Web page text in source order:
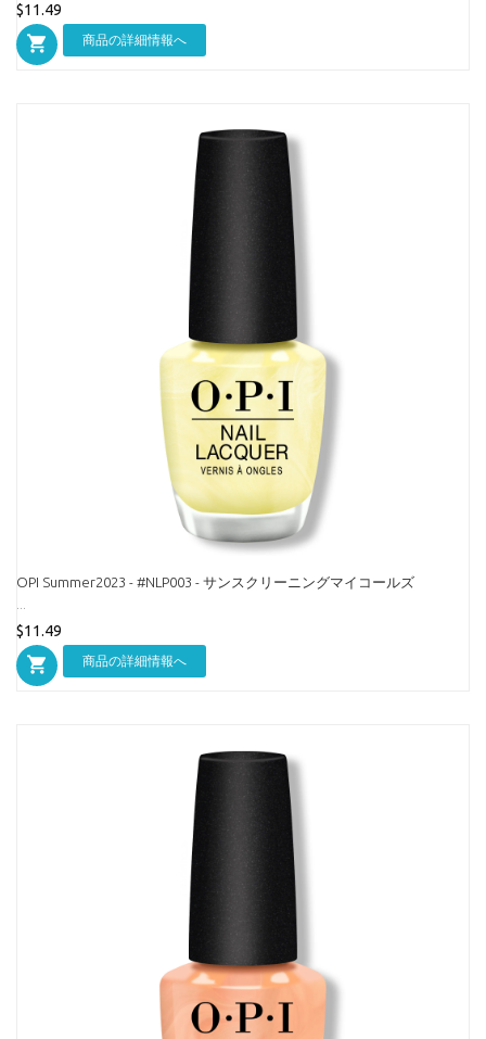
$11.49
商品の詳細情報へ
OPI Summer2023 - #NLP003 - サンスクリーニングマイコールズ
$11.49
商品の詳細情報へ